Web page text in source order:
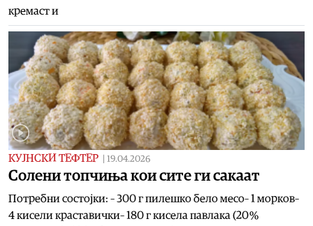
кремаст и
КУЈНСКИ ТЕФТЕР 19.04.2026
Солени топчиња кои сите ги сакаат
Потребни состојки: – 300 г пилешко бело месо– 1 морков–
4 кисели краставички– 180 г кисела павлака (20 %